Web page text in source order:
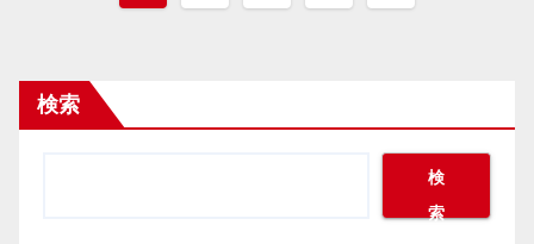
ペ
検索
検
索